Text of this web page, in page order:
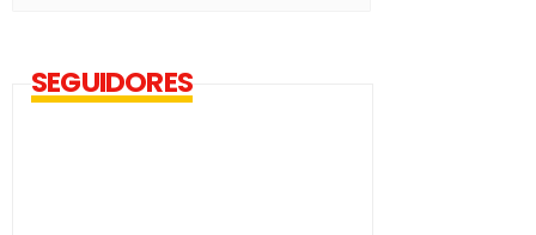
SEGUIDORES